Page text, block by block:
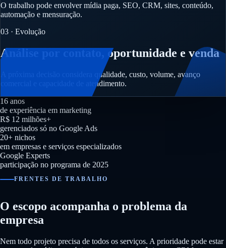
O trabalho pode envolver mídia paga, SEO, CRM, sites, conteúdo,
automação e mensuração.
03 · Evolução
Análise por contato, oportunidade e venda
A próxima decisão considera qualidade, custo, volume, avanço
comercial e capacidade de atendimento.
16 anos
de experiência em marketing
R$ 12 milhões+
gerenciados só no Google Ads
20+ nichos
em empresas e serviços especializados
Google Experts
participação no programa de 2025
FRENTES DE TRABALHO
O escopo acompanha o problema da
empresa
Nem todo projeto precisa de todos os serviços. A prioridade pode estar